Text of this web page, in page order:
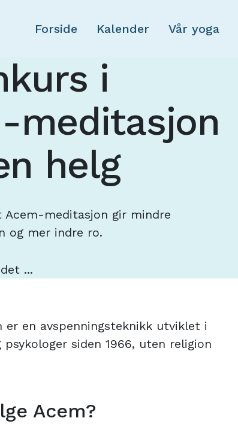
Forside Kalender Vår yoga
i
meditasjon
helg
Acem-meditasjon gir mindre
og mer indre ro.
...
er en avspenningsteknikk utviklet i
psykologer siden 1966, uten religion
Acem?